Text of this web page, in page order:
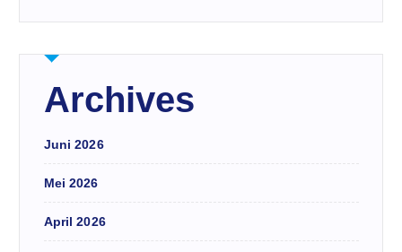
Archives
Juni 2026
Mei 2026
April 2026